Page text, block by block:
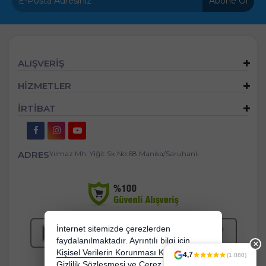
ALIŞVERİŞ
HİZMETLER
İRTİBAT
ADRESYılmaz Mh. Yiğit Sk No:68 Manisa/Saruhanlı
4,7 (1.080)
✕
İnternet sitemizde çerezlerden
faydalanılmaktadır. Ayrıntılı bilgi için
Kişisel Verilerin Korunması Kanununu,